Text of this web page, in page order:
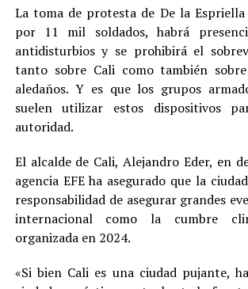
La toma de protesta de De la Espriella
por 11 mil soldados, habrá
antidisturbios y se prohibirá el
tanto sobre Cali como también
aledaños. Y es que los grupos
suelen utilizar estos dispositivos
autoridad.
El alcalde de Cali, Alejandro Eder, en
agencia EFE ha asegurado que la
responsabilidad de asegurar grandes
internacional como la cumbre
organizada en 2024.
«Si bien Cali es una ciudad pujante,